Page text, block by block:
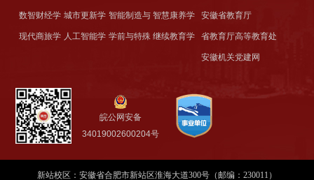
院 院
数智财经学
院
城市更新学
院
智能制造与
交通学院
智慧康养学
院
现代商旅学 人工智能学 学前与特殊 继续教育学
安徽省教育厅
省教育厅高等教育处
安徽机关党建网
皖公网安备
34019002600204号
新站校区：安徽省合肥市新站区淮海大道300号（邮编：230011）